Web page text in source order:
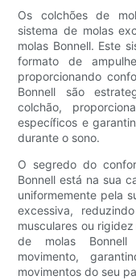
Os colchões de
sistema de molas
molas Bonnell. Este
formato de
proporcionando
Bonnell são
colchão,
específicos e
durante o sono.
O segredo do
Bonnell está na sua
uniformemente pela
excessiva,
musculares ou
de molas Bonnell
movimento,
movimentos do seu